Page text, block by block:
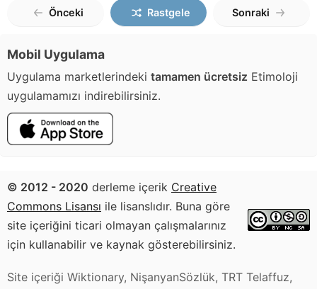
Önceki Rastgele Sonraki
Mobil Uygulama
Uygulama marketlerindeki tamamen ücretsiz Etimoloji
uygulamamızı indirebilirsiniz.
© 2012 - 2020 derleme içerik Creative
Commons Lisansı ile lisanslıdır. Buna göre
site içeriğini ticari olmayan çalışmalarınız
için kullanabilir ve kaynak gösterebilirsiniz.
Site içeriği Wiktionary, NişanyanSözlük, TRT Telaffuz,